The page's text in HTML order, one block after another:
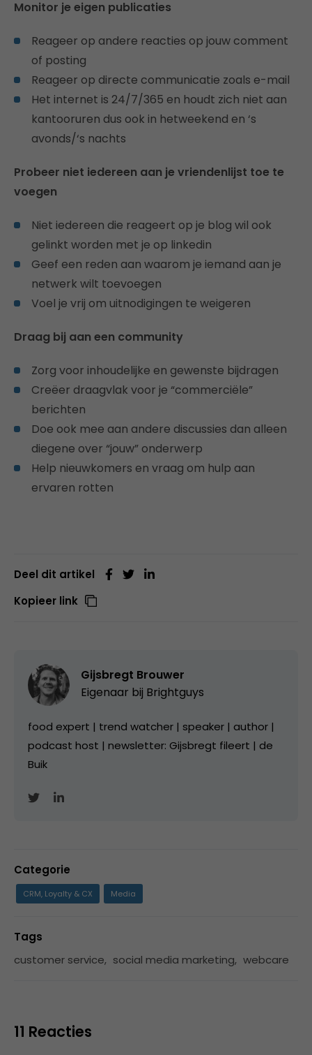
Monitor je eigen publicaties
Reageer op andere reacties op jouw comment
of posting
Reageer op directe communicatie zoals e-mail
Het internet is 24/7/365 en houdt zich niet aan
kantooruren dus ook in hetweekend en ‘s
avonds/‘s nachts
Probeer niet iedereen aan je vriendenlijst toe te
voegen
Niet iedereen die reageert op je blog wil ook
gelinkt worden met je op linkedin
Geef een reden aan waarom je iemand aan je
netwerk wilt toevoegen
Voel je vrij om uitnodigingen te weigeren
Draag bij aan een community
Zorg voor inhoudelijke en gewenste bijdragen
Creëer draagvlak voor je “commerciële”
berichten
Doe ook mee aan andere discussies dan alleen
diegene over “jouw” onderwerp
Help nieuwkomers en vraag om hulp aan
ervaren rotten
Deel dit artikel
Kopieer link
Gijsbregt Brouwer
Eigenaar bij Brightguys
food expert | trend watcher | speaker | author |
podcast host | newsletter: Gijsbregt fileert | de
Buik
Categorie
CRM, Loyalty & CX Media
Tags
customer service, social media marketing, webcare
11 Reacties